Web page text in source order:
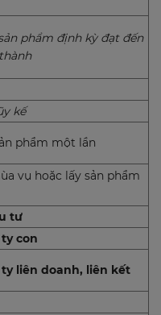
phẩm định kỳ đạt đến
kế
phẩm một lần
vụ hoặc lấy sản phẩm
tư
con
liên doanh, liên kết